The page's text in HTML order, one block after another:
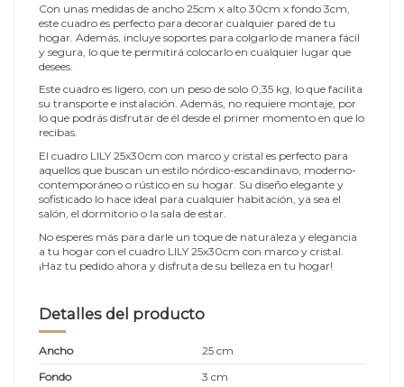
Con unas medidas de ancho 25cm x alto 30cm x fondo 3cm,
este cuadro es perfecto para decorar cualquier pared de tu
hogar. Además, incluye soportes para colgarlo de manera fácil
y segura, lo que te permitirá colocarlo en cualquier lugar que
desees.
Este cuadro es ligero, con un peso de solo 0,35 kg, lo que facilita
su transporte e instalación. Además, no requiere montaje, por
lo que podrás disfrutar de él desde el primer momento en que lo
recibas.
El cuadro LILY 25x30cm con marco y cristal es perfecto para
aquellos que buscan un estilo nórdico-escandinavo, moderno-
contemporáneo o rústico en su hogar. Su diseño elegante y
sofisticado lo hace ideal para cualquier habitación, ya sea el
salón, el dormitorio o la sala de estar.
No esperes más para darle un toque de naturaleza y elegancia
a tu hogar con el cuadro LILY 25x30cm con marco y cristal.
¡Haz tu pedido ahora y disfruta de su belleza en tu hogar!
Detalles del producto
Ancho
25 cm
Fondo
3 cm